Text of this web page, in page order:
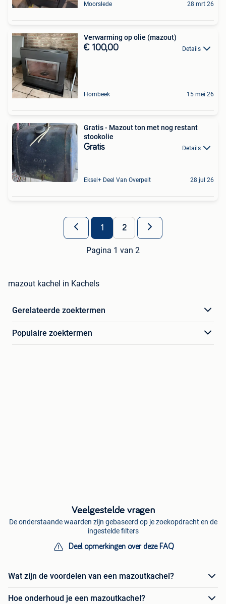
Moorslede 28 mrt 26
Verwarming op olie (mazout)
€ 100,00 Details
Hombeek 15 mei 26
Gratis - Mazout ton met nog restant
stookolie
Gratis Details
Eksel+ Deel Van Overpelt 28 jul 26
1 2
Pagina 1 van 2
mazout kachel in Kachels
Gerelateerde zoektermen
Populaire zoektermen
Veelgestelde vragen
De onderstaande waarden zijn gebaseerd op je zoekopdracht en de
ingestelde filters
Deel opmerkingen over deze FAQ
Wat zijn de voordelen van een mazoutkachel?
Hoe onderhoud je een mazoutkachel?